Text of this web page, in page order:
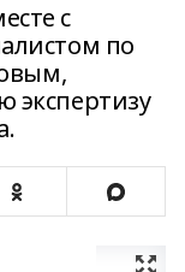
с
по
экспертизу